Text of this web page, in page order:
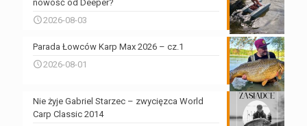
nowość od Deeper?
2026-08-03
Parada Łowców Karp Max 2026 – cz.1
2026-08-01
Nie żyje Gabriel Starzec – zwycięzca World
Carp Classic 2014